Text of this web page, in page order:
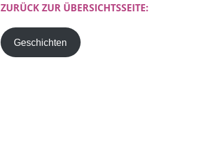
ZURÜCK ZUR ÜBERSICHTSSEITE:
Geschichten